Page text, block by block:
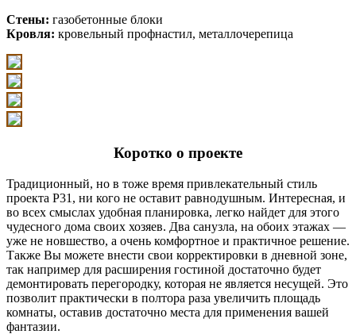
Стены: газобетонные блоки
Кровля: кровельный профнастил, металлочерепица
Коротко о проекте
Традиционный, но в тоже время привлекательный стиль
проекта P31, ни кого не оставит равнодушным. Интересная, и
во всех смыслах удобная планировка, легко найдет для этого
чудесного дома своих хозяев. Два санузла, на обоих этажах —
уже не новшество, а очень комфортное и практичное решение.
Также Вы можете внести свои корректировки в дневной зоне,
так например для расширения гостиной достаточно будет
демонтировать перегородку, которая не является несущей. Это
позволит практически в полтора раза увеличить площадь
комнаты, оставив достаточно места для применения вашей
фантазии.